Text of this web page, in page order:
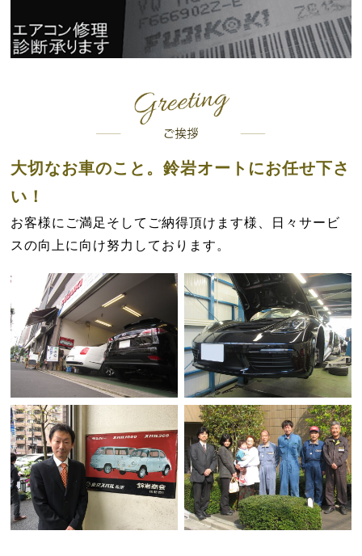
大切なお車のこと。鈴岩オートにお任せ下さ
い！
お客様にご満足そしてご納得頂けます様、日々サービ
スの向上に向け努力しております。